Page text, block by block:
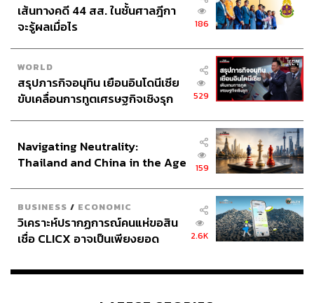
เส้นทางคดี 44 สส. ในชั้นศาลฎีกา
จะรู้ผลเมื่อไร
186
WORLD
สรุปภารกิจอนุทิน เยือนอินโดนีเซีย
ขับเคลื่อนการทูตเศรษฐกิจเชิงรุก
529
Navigating Neutrality:
Thailand and China in the Age
159
BUSINESS / ECONOMIC
วิเคราะห์ปรากฏการณ์คนแห่ขอสิน
เชื่อ CLICX อาจเป็นเพียงยอด
เรือนไทยที่ถูกซุกไว้
2.6K